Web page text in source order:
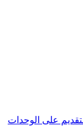
على الوحدات